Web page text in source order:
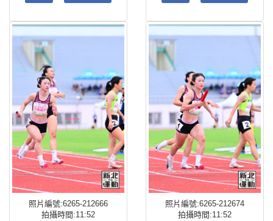
照片編號:6265-212666
拍攝時間:11:52
照片編號:6265-212674
拍攝時間:11:52